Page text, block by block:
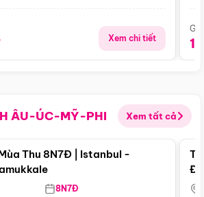
Xem chi tiết
ÂU-ÚC-MỸ-PHI Xem tất cả
Điểm nổi bật
Thu 8N7Đ | Istanbul -
8N7Đ